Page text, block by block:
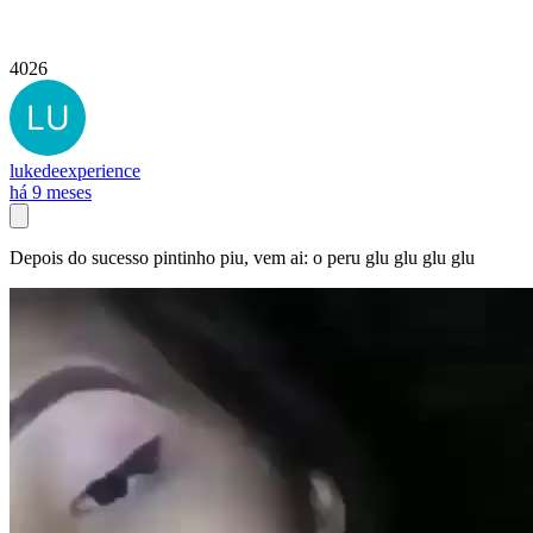
4026
lukedeexperience
há 9 meses
Depois do sucesso pintinho piu, vem ai: o peru glu glu glu glu